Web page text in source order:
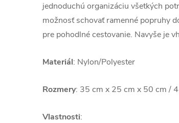
jednoduchú organizáciu všetkých
možnosť schovať ramenné popruhy
pre pohodlné cestovanie. Navyše je
Materiál: Nylon/Polyester
Rozmery: 35 cm x 25 cm x 50 cm /
Vlastnosti: